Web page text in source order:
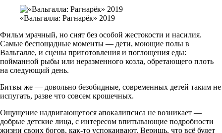
«Вальгалла: Рагнарёк» 2019
Фильм мрачный, но снят без особой жестокости и насилия.
Самые беспощадные моменты — дети, моющие полы в
Вальгалле, и сцены приготовления и поглощения еды:
пойманной рыбы или неразменного козла, обретающего плоть
на следующий день.
Битвы же — довольно безобидные, современных детей таким не
испугать, разве что совсем крошечных.
Ощущение надвигающегося апокалипсиса не возникает —
добрые детские лица, с интересом впитывающие подробности
жизни своих богов, как-то успокаивают. Веришь, что всё будет